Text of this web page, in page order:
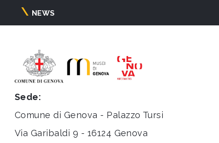
NEWS
Sede:
Comune di Genova - Palazzo Tursi
Via Garibaldi 9 - 16124 Genova